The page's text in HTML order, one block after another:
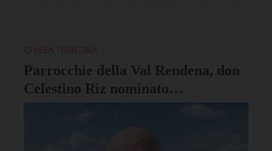
Parrocchie della Val Rendena, don
Celestino Riz nominato